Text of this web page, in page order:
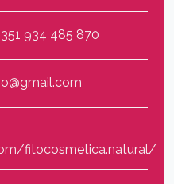
934 485 870
fitocosmetica.natural/